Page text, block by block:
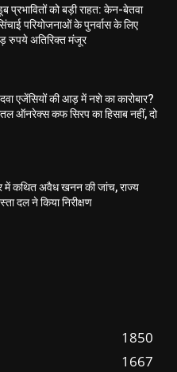
प्रभावितों को बड़ी राहत: केन-बेतवा
परियोजनाओं के पुनर्वास के लिए
रुपये अतिरिक्त मंजूर
एजेंसियों की आड़ में नशे का कारोबार?
ऑनरेक्स कफ सिरप का हिसाब नहीं, दो
में कथित अवैध खनन की जांच, राज्य
दल ने किया निरीक्षण
1850
1667